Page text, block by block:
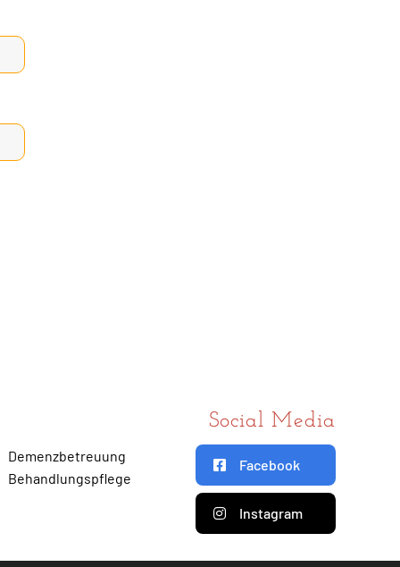
Demenzbetreuung
Behandlungspflege
Social Media
Facebook
Instagram